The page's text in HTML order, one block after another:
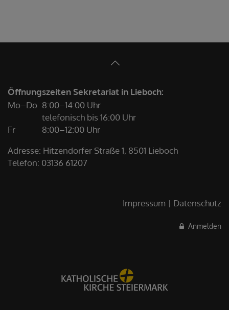
Öffnungszeiten Sekretariat in Lieboch:
Mo–Do 8:00–14:00 Uhr
telefonisch bis 16:00 Uhr
Fr
8:00–12:00 Uhr
Adresse: Hitzendorfer Straße 1, 8501 Lieboch
Telefon: 03136 61207
Impressum Datenschutz
Anmelden